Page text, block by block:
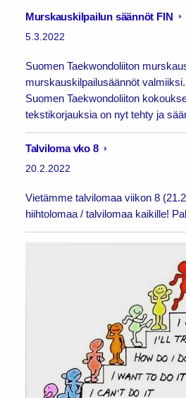
Murskauskilpailun säännöt FIN
5.3.2022
Suomen Taekwondoliiton
murskauskilpailusäännöt
Suomen Taekwondoliiton
tekstikorjauksia on nyt tehty ja
Talviloma vko 8
20.2.2022
Vietämme talvilomaa viikon 8
hiihtolomaa / talvilomaa kaikille!